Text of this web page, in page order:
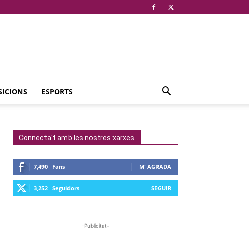
ESPORTS
Connecta't amb les nostres xarxes
7,490 Fans M' AGRADA
3,252 Seguidors SEGUIR
-Publicitat-